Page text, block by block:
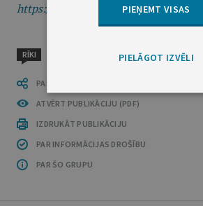
https://www.cfla.gov.lv/lv/1-2-1-2-i-2.
RĪKI
PASTĀSTI CITIEM
ATVĒRT PUBLIKĀCIJU (PDF)
IZDRUKĀT PUBLIKĀCIJU
PAR INFORMĀCIJAS DROŠĪBU
PAR ŠO GRUPU
PIEŅEMT VISAS
PIELĀGOT IZVĒLI